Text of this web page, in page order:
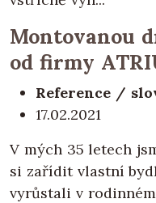
Montovanou
od firmy
Reference /
17.02.2021
V mých 35 letech
si zařídit vlastní
vyrůstali v